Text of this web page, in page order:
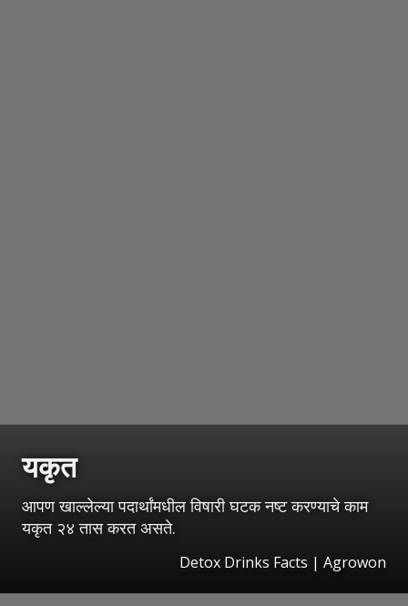
यकृत
आपण खाल्लेल्या पदार्थांमधील विषारी घटक नष्ट करण्याचे काम
यकृत २४ तास करत असते.
Detox Drinks Facts | Agrowon